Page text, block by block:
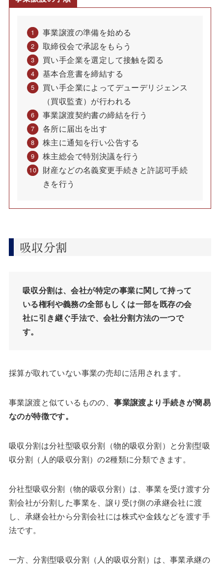
事業譲渡の準備を始める
取締役会で承認をもらう
買い手企業を選定して接触を図る
基本合意書を締結する
買い手企業によってデューデリジェンス
（買収監査）が行われる
事業譲渡契約書の締結を行う
各所に届出を出す
株主に通知を行い公告する
株主総会で特別決議を行う
財産などの名義変更手続きと許認可手続
きを行う
吸収分割
吸収分割は、会社が特定の事業に関して持って
いる権利や義務の全部もしくは一部を既存の会
社に引き継ぐ手法で、会社分割方法の一つで
す。
採算が取れていない事業の売却に活用されます。
事業譲渡​​と似ているものの、 事業譲渡より手続きが簡易
なのが特徴です。
吸収分割は分社型吸収分割（物的吸収分割）と分割型吸
収分割（人的吸収分割）の2種類に分類できます。
分社型吸収分割（物的吸収分割）は、事業を受け渡す分
割会社が分割した事業を、譲り受け側の承継会社に渡
し、承継会社から分割会社には株式や金銭などを渡す手
法です。
一方、分割型吸収分割（人的吸収分割）は、事業承継の